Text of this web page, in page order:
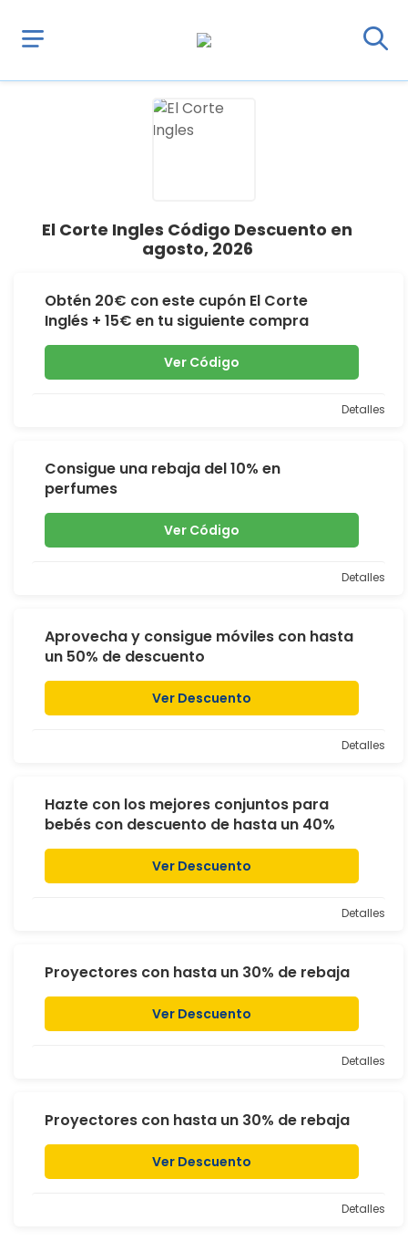
El Corte Ingles Código Descuento en
agosto, 2026
Obtén 20€ con este cupón El Corte
Inglés + 15€ en tu siguiente compra
Ver Código
Detalles
Consigue una rebaja del 10% en
perfumes
Ver Código
Detalles
Aprovecha y consigue móviles con hasta
un 50% de descuento
Ver Descuento
Detalles
Hazte con los mejores conjuntos para
bebés con descuento de hasta un 40%
Ver Descuento
Detalles
Proyectores con hasta un 30% de rebaja
Ver Descuento
Detalles
Proyectores con hasta un 30% de rebaja
Ver Descuento
Detalles